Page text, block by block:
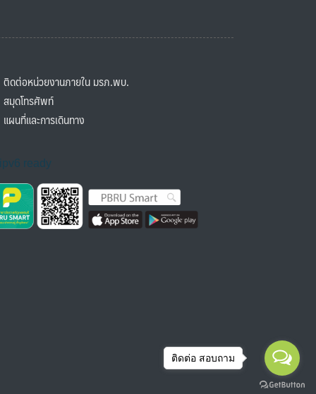
ต่อหน่วยงานภายใน มรภ.พบ.
ดโทรศัพท์
นที่และการเดินทาง
ติดต่อ สอบถาม